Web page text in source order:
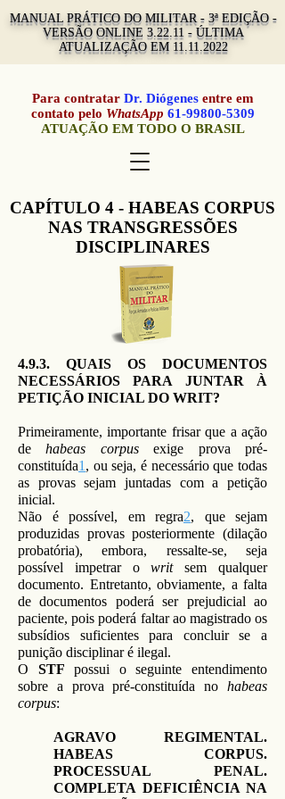
MANUAL PRÁTICO DO MILITAR - 3ª EDIÇÃO -
VERSÃO ONLINE 3.22.11 - ÚLTIMA
ATUALIZAÇÃO EM 11.11.2022
Para contratar Dr. Diógenesentre em
contato pelo WhatsApp 61-99800-5309
ATUAÇÃO EM TODO O BRASIL
CAPÍTULO 4 - HABEAS CORPUS
NAS TRANSGRESSÕES
DISCIPLINARES
4.9.3. QUAIS OS DOCUMENTOS
NECESSÁRIOS PARA JUNTAR À
PETIÇÃO INICIAL DO WRIT?
Primeiramente, importante frisar que a ação
dehabeas corpusexige prova pré-
constituída1 , ou seja, é necessário que todas
as provas sejam juntadas com a petição
inicial.
Não é possível, em regra2, que sejam
produzidas provas posteriormente (dilação
probatória), embora, ressalte-se, seja
possível impetrar owritsem qualquer
documento. Entretanto, obviamente, a falta
de documentos poderá ser prejudicial ao
paciente, pois poderá faltar ao magistrado os
subsídios suficientes para concluir se a
punição disciplinar é ilegal.
O STF possui o seguinte entendimento
sobre a prova pré-constituída no habeas
corpus:
AGRAVO REGIMENTAL.
HABEAS CORPUS.
PROCESSUAL PENAL.
COMPLETA DEFICIÊNCIA NA